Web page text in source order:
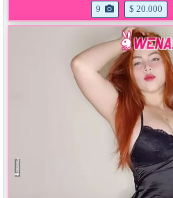
9 $ 20.000